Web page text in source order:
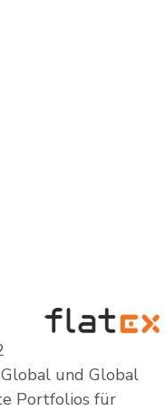
und Global
Portfolios für